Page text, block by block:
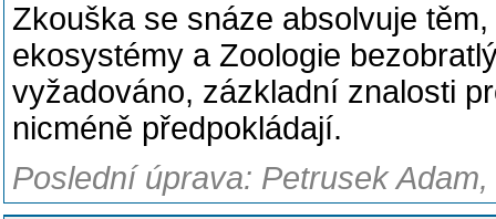
Zkouška se snáze absolvuje
ekosystémy a Zoologie
vyžadováno, zázkladní znalosti
nicméně předpokládají.
Poslední úprava: Petrusek